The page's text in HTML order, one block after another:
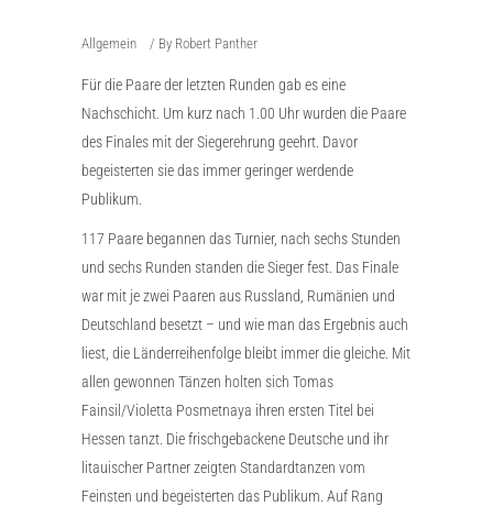
Allgemein By Robert Panther
Für die Paare der letzten Runden gab es eine
Nachschicht. Um kurz nach 1.00 Uhr wurden die Paare
des Finales mit der Siegerehrung geehrt. Davor
begeisterten sie das immer geringer werdende
Publikum.
117 Paare begannen das Turnier, nach sechs Stunden
und sechs Runden standen die Sieger fest. Das Finale
war mit je zwei Paaren aus Russland, Rumänien und
Deutschland besetzt – und wie man das Ergebnis auch
liest, die Länderreihenfolge bleibt immer die gleiche. Mit
allen gewonnen Tänzen holten sich Tomas
Fainsil/Violetta Posmetnaya ihren ersten Titel bei
Hessen tanzt. Die frischgebackene Deutsche und ihr
litauischer Partner zeigten Standardtanzen vom
Feinsten und begeisterten das Publikum. Auf Rang